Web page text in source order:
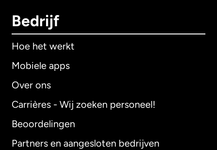
Bedrijf
Hoe het werkt
Mobiele apps
Over ons
Carrières - Wij zoeken personeel!
Beoordelingen
Partners en aangesloten bedrijven